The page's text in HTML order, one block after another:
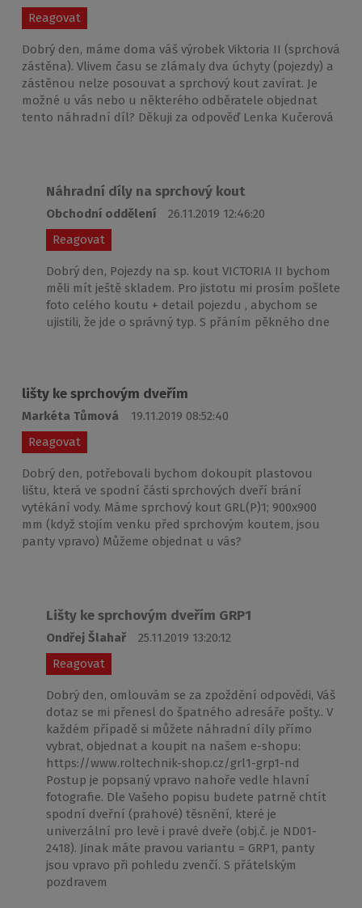
Reagovat
Dobrý den, máme doma váš výrobek Viktoria II (sprchová
zástěna). Vlivem času se zlámaly dva úchyty (pojezdy) a
zástěnou nelze posouvat a sprchový kout zavírat. Je
možné u vás nebo u některého odběratele objednat
tento náhradní díl? Děkuji za odpověď Lenka Kučerová
Náhradní díly na sprchový kout
Obchodní oddělení
26.11.2019 12:46:20
Reagovat
Dobrý den, Pojezdy na sp. kout VICTORIA II bychom
měli mít ještě skladem. Pro jistotu mi prosím pošlete
foto celého koutu + detail pojezdu , abychom se
ujistili, že jde o správný typ. S přáním pěkného dne
lišty ke sprchovým dveřím
Markéta Tůmová
19.11.2019 08:52:40
Reagovat
Dobrý den, potřebovali bychom dokoupit plastovou
lištu, která ve spodní části sprchových dveří brání
vytékání vody. Máme sprchový kout GRL(P)1; 900x900
mm (když stojím venku před sprchovým koutem, jsou
panty vpravo) Můžeme objednat u vás?
Lišty ke sprchovým dveřím GRP1
Ondřej Šlahař
25.11.2019 13:20:12
Reagovat
Dobrý den, omlouvám se za zpoždění odpovědi, Váš
dotaz se mi přenesl do špatného adresáře pošty.. V
každém případě si můžete náhradní díly přímo
vybrat, objednat a koupit na našem e-shopu:
https://www.roltechnik-shop.cz/grl1-grp1-nd
Postup je popsaný vpravo nahoře vedle hlavní
fotografie. Dle Vašeho popisu budete patrně chtít
spodní dveřní (prahové) těsnění, které je
univerzální pro levé i pravé dveře (obj.č. je ND01-
2418). Jinak máte pravou variantu = GRP1, panty
jsou vpravo při pohledu zvenčí. S přátelským
pozdravem